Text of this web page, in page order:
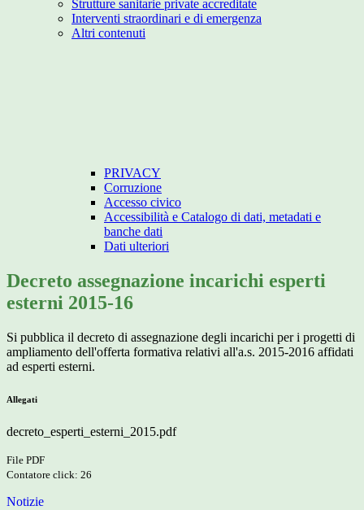
Strutture sanitarie private accreditate
Interventi straordinari e di emergenza
Altri contenuti
PRIVACY
Corruzione
Accesso civico
Accessibilità e Catalogo di dati, metadati e
banche dati
Dati ulteriori
Decreto assegnazione incarichi esperti
esterni 2015-16
Si pubblica il decreto di assegnazione degli incarichi per i progetti di
ampliamento dell'offerta formativa relativi all'a.s. 2015-2016 affidati
ad esperti esterni.
Allegati
decreto_esperti_esterni_2015.pdf
File PDF
Contatore click: 26
Notizie